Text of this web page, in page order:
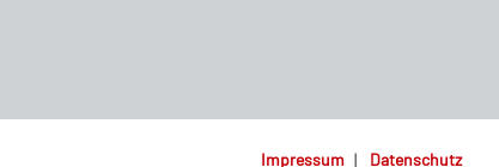
Impressum | Datenschutz